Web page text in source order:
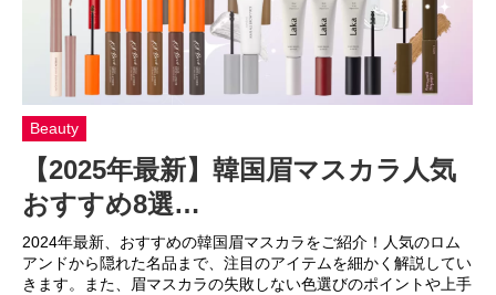
Beauty
【2025年最新】韓国眉マスカラ人気
おすすめ8選…
2024年最新、おすすめの韓国眉マスカラをご紹介！人気のロム
アンドから隠れた名品まで、注目のアイテムを細かく解説してい
きます。また、眉マスカラの失敗しない色選びのポイントや上手